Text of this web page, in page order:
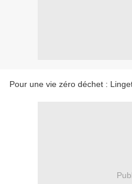
Pour une vie zéro déchet :